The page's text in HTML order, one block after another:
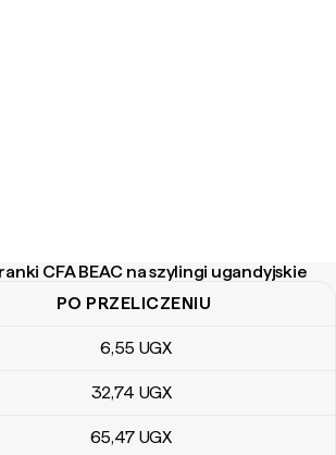
CFA BEAC na szylingi ugandyjskie
CFA BEAC na szylingi ugandyjskie
PO PRZELICZENIU
6,55 UGX
32,74 UGX
65,47 UGX